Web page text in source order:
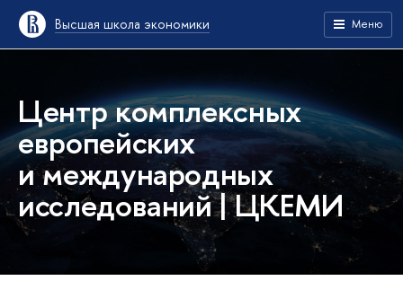
Высшая школа экономики Меню
Центр комплексных
европейских
и международных
исследований | ЦКЕМИ